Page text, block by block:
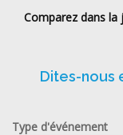
Comparez dans la
Dites-nous
Type d'événement